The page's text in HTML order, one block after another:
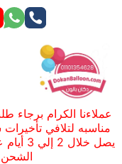
عملاءنا الكرام برجاء
مناسبه لتلافي
يصل